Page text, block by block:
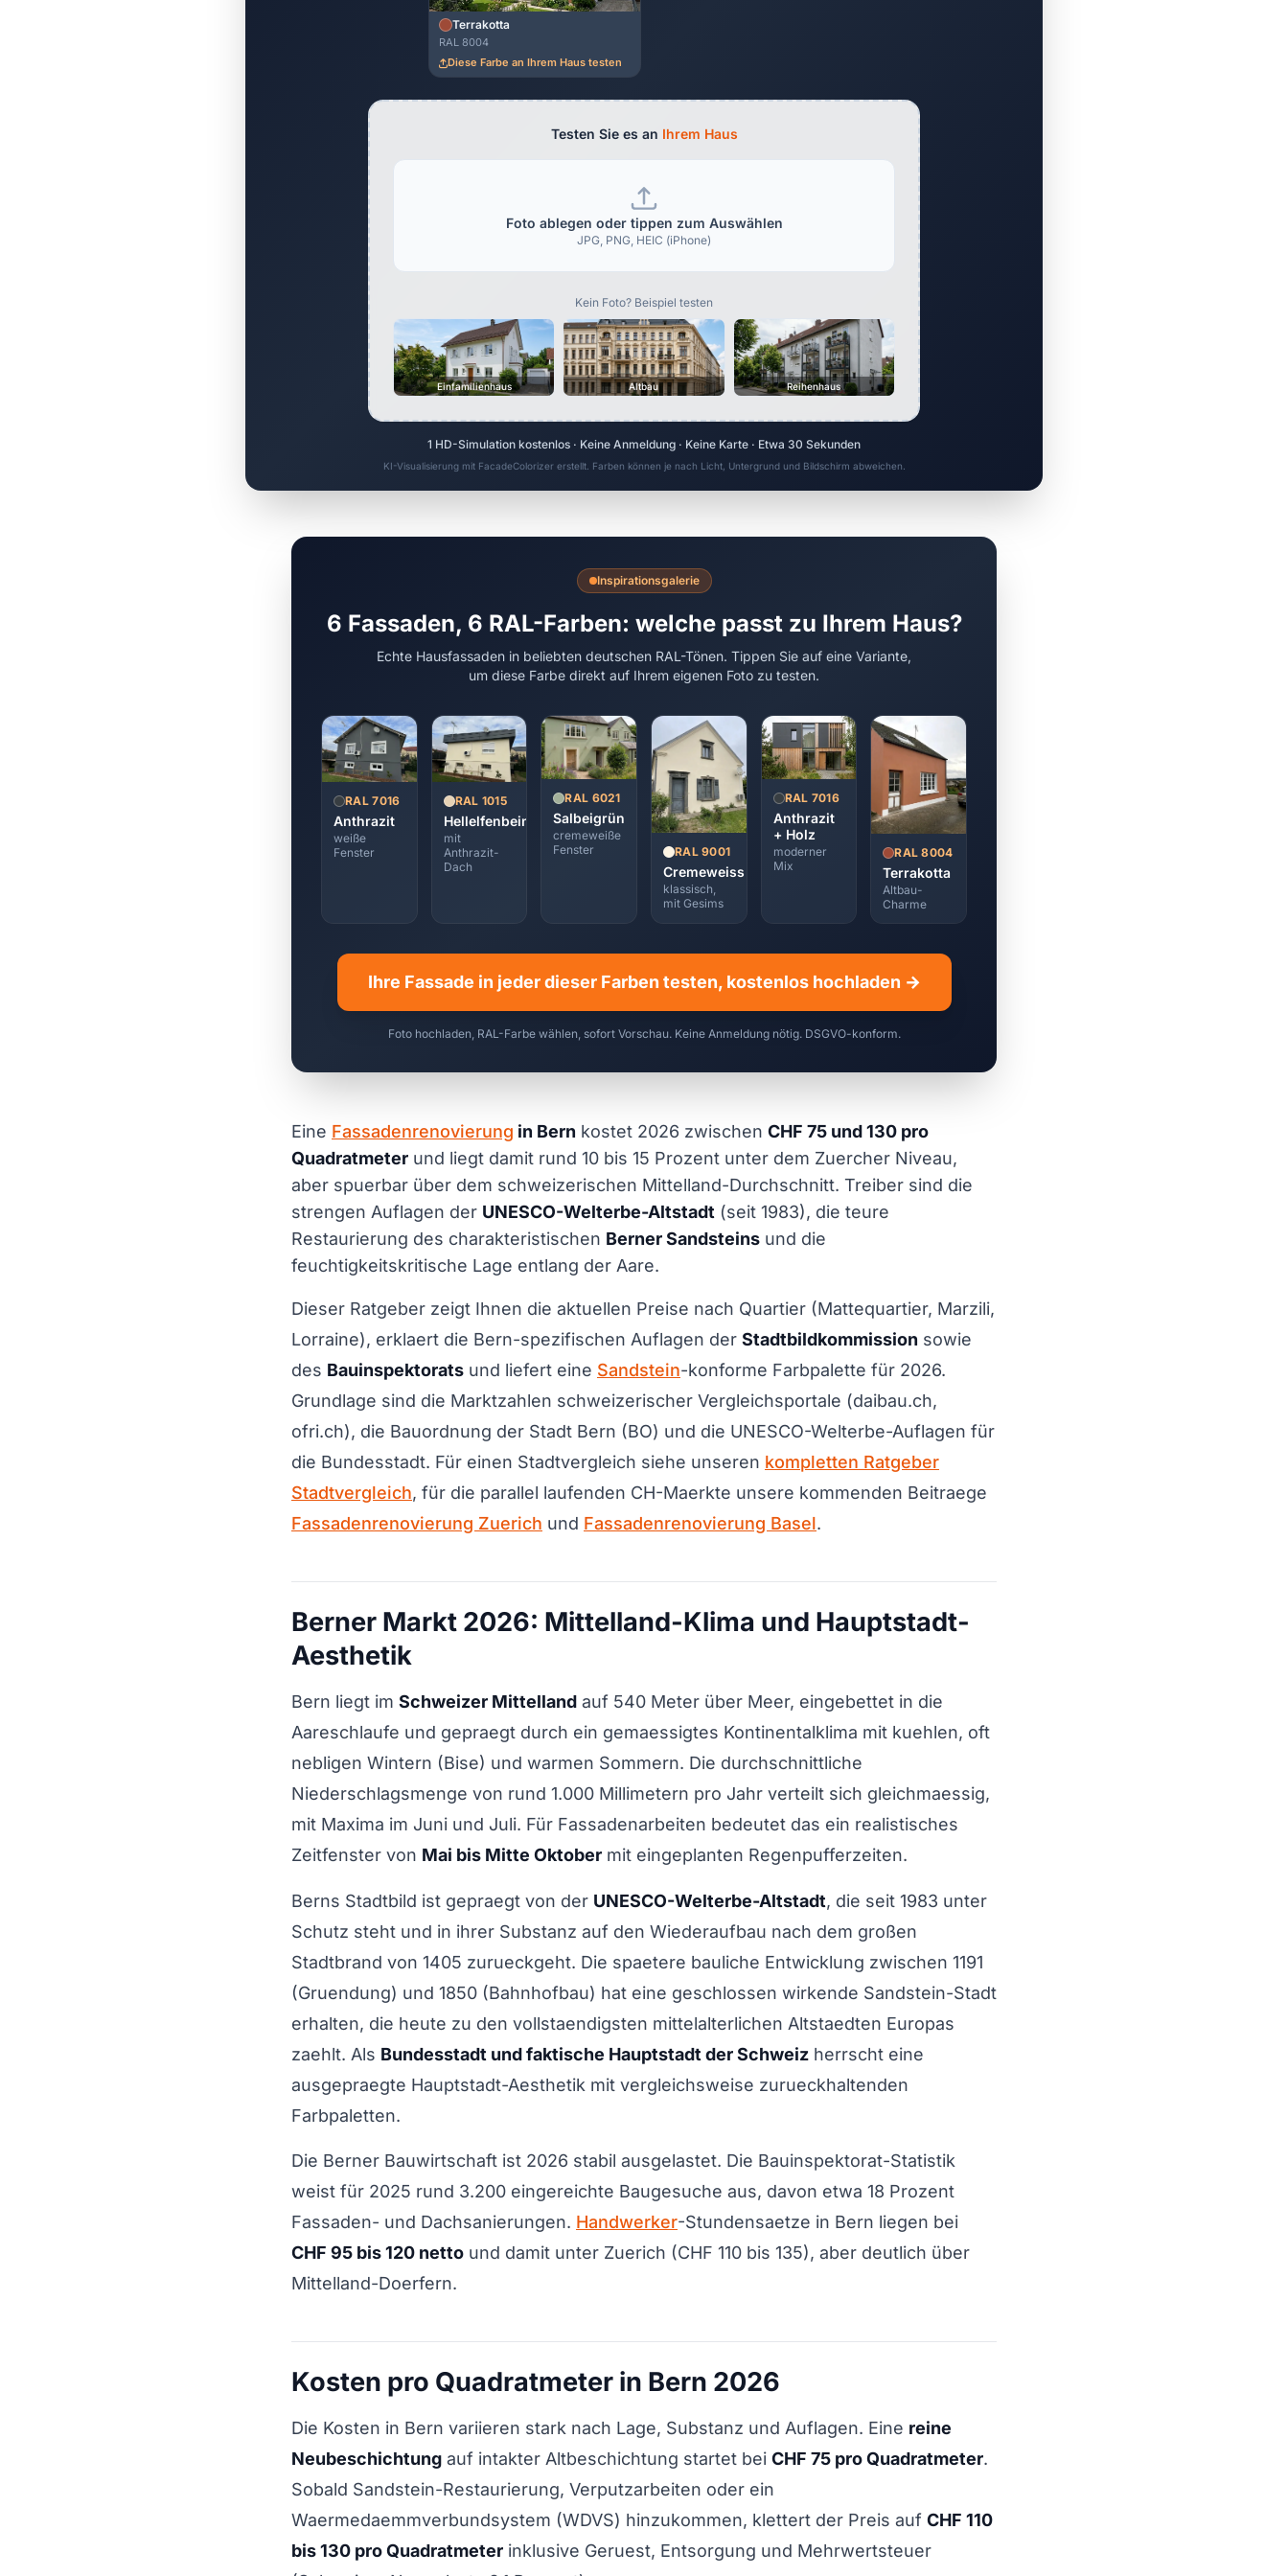
Terrakotta
RAL 8004
Diese Farbe an Ihrem Haus testen
Testen Sie es an Ihrem Haus
Foto ablegen oder tippen zum Auswählen
JPG, PNG, HEIC (iPhone)
Kein Foto? Beispiel testen
Einfamilienhaus Altbau Reihenhaus
1 HD-Simulation kostenlos · Keine Anmeldung · Keine Karte · Etwa 30 Sekunden
KI-Visualisierung mit FacadeColorizer erstellt. Farben können je nach Licht, Untergrund und Bildschirm abweichen.
Inspirationsgalerie
6 Fassaden, 6 RAL-Farben: welche passt zu Ihrem Haus?
Echte Hausfassaden in beliebten deutschen RAL-Tönen. Tippen Sie auf eine Variante,
um diese Farbe direkt auf Ihrem eigenen Foto zu testen.
RAL 7016
Anthrazit
weiße
Fenster
RAL 1015
Hellelfenbein
mit
Anthrazit-
Dach
RAL 6021
Salbeigrün
cremeweiße
Fenster
RAL 9001
Cremeweiss
klassisch,
mit Gesims
RAL 7016
Anthrazit
+ Holz
moderner
Mix
RAL 8004
Terrakotta
Altbau-
Charme
Ihre Fassade in jeder dieser Farben testen, kostenlos hochladen →
Foto hochladen, RAL-Farbe wählen, sofort Vorschau. Keine Anmeldung nötig. DSGVO-konform.
Eine Fassadenrenovierung in Bern kostet 2026 zwischen CHF 75 und 130 pro
Quadratmeter und liegt damit rund 10 bis 15 Prozent unter dem Zuercher Niveau,
aber spuerbar über dem schweizerischen Mittelland-Durchschnitt. Treiber sind die
strengen Auflagen der UNESCO-Welterbe-Altstadt (seit 1983), die teure
Restaurierung des charakteristischen Berner Sandsteins und die
feuchtigkeitskritische Lage entlang der Aare.
Dieser Ratgeber zeigt Ihnen die aktuellen Preise nach Quartier (Mattequartier, Marzili,
Lorraine), erklaert die Bern-spezifischen Auflagen der Stadtbildkommission sowie
des Bauinspektorats und liefert eine Sandstein-konforme Farbpalette für 2026.
Grundlage sind die Marktzahlen schweizerischer Vergleichsportale (daibau.ch,
ofri.ch), die Bauordnung der Stadt Bern (BO) und die UNESCO-Welterbe-Auflagen für
die Bundesstadt. Für einen Stadtvergleich siehe unseren kompletten Ratgeber
Stadtvergleich, für die parallel laufenden CH-Maerkte unsere kommenden Beitraege
Fassadenrenovierung Zuerich und Fassadenrenovierung Basel.
Berner Markt 2026: Mittelland-Klima und Hauptstadt-
Aesthetik
Bern liegt im Schweizer Mittelland auf 540 Meter über Meer, eingebettet in die
Aareschlaufe und gepraegt durch ein gemaessigtes Kontinentalklima mit kuehlen, oft
nebligen Wintern (Bise) und warmen Sommern. Die durchschnittliche
Niederschlagsmenge von rund 1.000 Millimetern pro Jahr verteilt sich gleichmaessig,
mit Maxima im Juni und Juli. Für Fassadenarbeiten bedeutet das ein realistisches
Zeitfenster von Mai bis Mitte Oktober mit eingeplanten Regenpufferzeiten.
Berns Stadtbild ist gepraegt von der UNESCO-Welterbe-Altstadt, die seit 1983 unter
Schutz steht und in ihrer Substanz auf den Wiederaufbau nach dem großen
Stadtbrand von 1405 zurueckgeht. Die spaetere bauliche Entwicklung zwischen 1191
(Gruendung) und 1850 (Bahnhofbau) hat eine geschlossen wirkende Sandstein-Stadt
erhalten, die heute zu den vollstaendigsten mittelalterlichen Altstaedten Europas
zaehlt. Als Bundesstadt und faktische Hauptstadt der Schweiz herrscht eine
ausgepraegte Hauptstadt-Aesthetik mit vergleichsweise zurueckhaltenden
Farbpaletten.
Die Berner Bauwirtschaft ist 2026 stabil ausgelastet. Die Bauinspektorat-Statistik
weist für 2025 rund 3.200 eingereichte Baugesuche aus, davon etwa 18 Prozent
Fassaden- und Dachsanierungen. Handwerker-Stundensaetze in Bern liegen bei
CHF 95 bis 120 netto und damit unter Zuerich (CHF 110 bis 135), aber deutlich über
Mittelland-Doerfern.
Kosten pro Quadratmeter in Bern 2026
Die Kosten in Bern variieren stark nach Lage, Substanz und Auflagen. Eine reine
Neubeschichtung auf intakter Altbeschichtung startet bei CHF 75 pro Quadratmeter.
Sobald Sandstein-Restaurierung, Verputzarbeiten oder ein
Waermedaemmverbundsystem (WDVS) hinzukommen, klettert der Preis auf CHF 110
bis 130 pro Quadratmeter inklusive Geruest, Entsorgung und Mehrwertsteuer